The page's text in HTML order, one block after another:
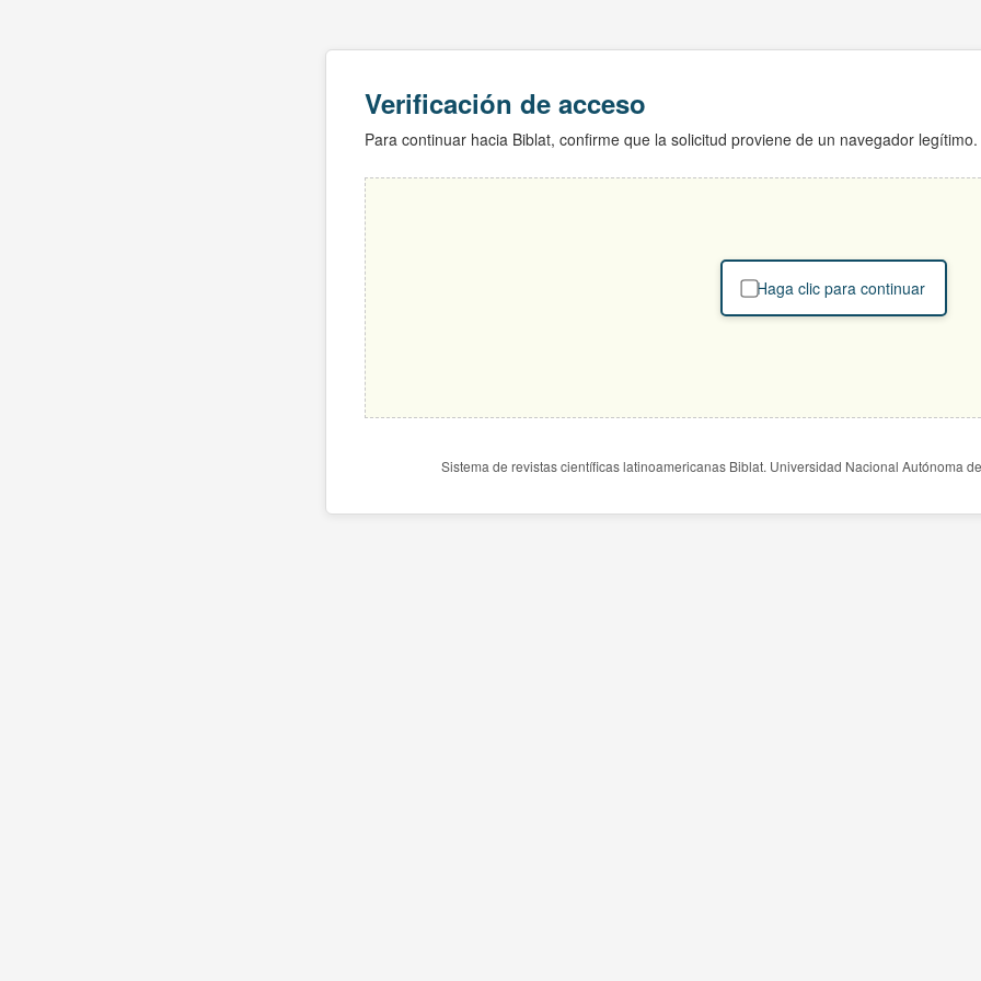
Verificación de acceso
Para continuar hacia Biblat, confirme que la solicitud proviene de un navegador legítimo.
Haga clic para continuar
Sistema de revistas científicas latinoamericanas Biblat. Universidad Nacional Autónoma